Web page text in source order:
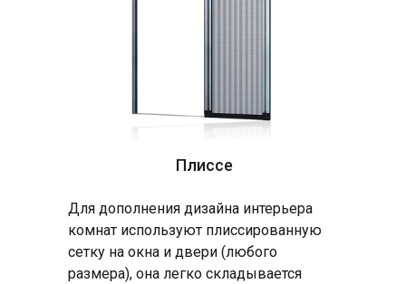
Плиссе
Для дополнения дизайна интерьера
комнат используют плиссированную
сетку на окна и двери (любого
размера), она легко складывается